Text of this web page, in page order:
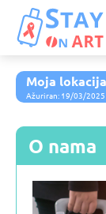
Moja lokacija
Ažuriran: 19/03/2025
O nama
Austrija
Belgija
Belorusija